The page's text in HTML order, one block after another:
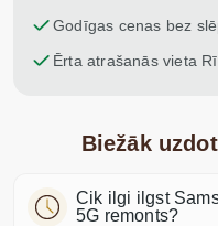
Godīgas cenas bez
Ērta atrašanās vieta
Biežāk
Cik ilgi ilgst
5G remonts?